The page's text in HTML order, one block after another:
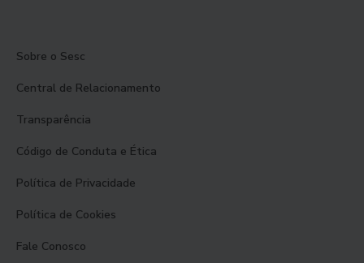
Sobre o Sesc
Central de Relacionamento
Transparência
Código de Conduta e Ética
Política de Privacidade
Política de Cookies
Fale Conosco